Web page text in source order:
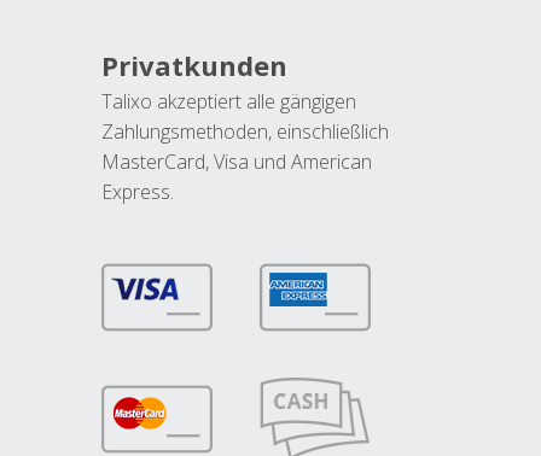
Privatkunden
Talixo akzeptiert alle gängigen
Zahlungsmethoden, einschließlich
MasterCard, Visa und American
Express.